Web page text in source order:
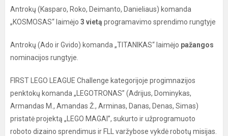
Antrokų (Kasparo, Roko, Deimanto, Danieliaus) komanda
„KOSMOSAS“ laimėjo 3 vietą programavimo sprendimo rungtyje
Antrokų (Ado ir Gvido) komanda „TITANIKAS“ laimėjo pažangos
nominacijos rungtyje.
FIRST LEGO LEAGUE Challenge kategorijoje progimnazijos
penktokų komanda „LEGOTRONAS” (Adrijus, Dominykas,
Armandas M., Amandas Ž., Arminas, Danas, Denas, Simas)
pristatė projektą „LEGO MAGAI”, sukurto ir užprogramuoto
roboto dizaino sprendimus ir FLL varžybose vykdė robotų misijas.